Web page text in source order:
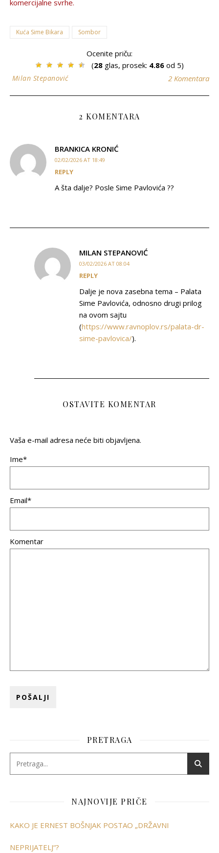
komercijalne svrhe.
Kuća Sime Bikara Sombor
Ocenite priču:
(28glas, prosek: 4.86od 5)
Milan Stepanović 2 Komentara
2 KOMENTARA
BRANKICA KRONIĆ
02/02/2026 AT 18:49
REPLY
A šta dalje? Posle Sime Pavlovića ??
MILAN STEPANOVIĆ
03/02/2026 AT 08:04
REPLY
Dalje je nova zasebna tema – Palata
Sime Pavlovića, odnosno drugi prilog
na ovom sajtu
(https://www.ravnoplov.rs/palata-dr-
sime-pavlovica/).
OSTAVITE KOMENTAR
Vaša e-mail adresa neće biti objavljena.
Ime*
Email*
Komentar
PRETRAGA
NAJNOVIJE PRIČE
KAKO JE ERNEST BOŠNJAK POSTAO „DRŽAVNI
NEPRIJATELJ“?